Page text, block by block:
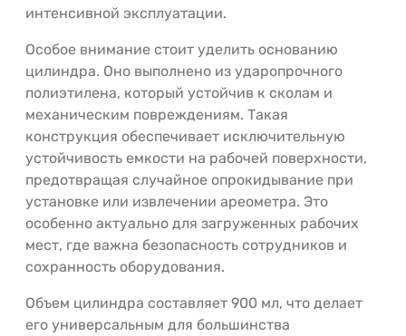
интенсивной эксплуатации.
Особое внимание стоит уделить основанию
цилиндра. Оно выполнено из ударопрочного
полиэтилена, который устойчив к сколам и
механическим повреждениям. Такая
конструкция обеспечивает исключительную
устойчивость емкости на рабочей поверхности,
предотвращая случайное опрокидывание при
установке или извлечении ареометра. Это
особенно актуально для загруженных рабочих
мест, где важна безопасность сотрудников и
сохранность оборудования.
Объем цилиндра составляет 900 мл, что делает
его универсальным для большинства